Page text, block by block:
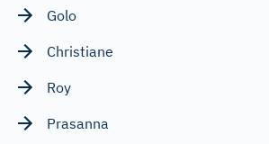
Golo
Christiane
Roy
Prasanna